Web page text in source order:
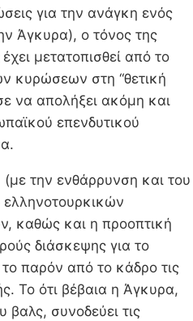
για την ανάγκη ενός
Άγκυρα), ο τόνος της
μετατοπισθεί από το
κυρώσεων στη “θετική
να απολήξει ακόμη και
επενδυτικού
την ενθάρρυνση και του
καθώς και η προοπτική
διάσκεψης για το
παρόν από το κάδρο τις
Το ότι βέβαια η Άγκυρα,
βαλς, συνοδεύει τις